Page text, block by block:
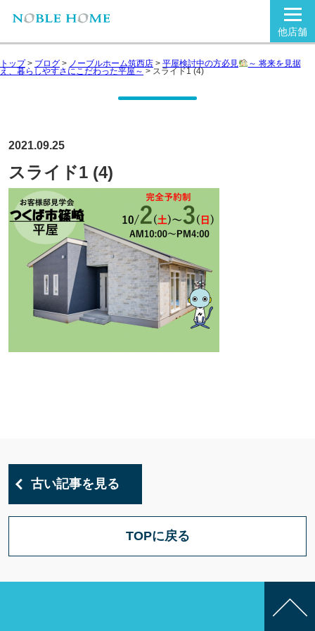
他店舗
トップ> ブログ > ノーブルホーム筑西店 > 平屋検討中の方必見 ～ 将来を見据
え、暮らしやすさにこだわった平屋～>スライド1 (4)
2021.09.25
スライド1 (4)
古い記事を見る
TOPに戻る